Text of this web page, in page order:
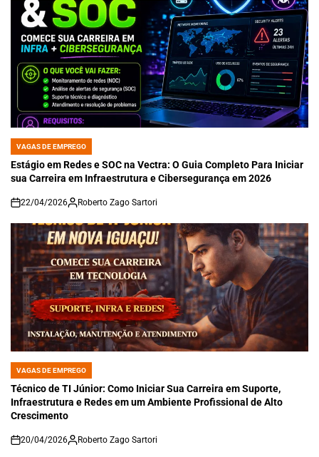
POSTED
IN
VAGAS DE EMPREGO
Estágio em Redes e SOC na Vectra: O Guia Completo Para Iniciar
sua Carreira em Infraestrutura e Cibersegurança em 2026
on
22/04/2026 Roberto Zago Sartori
POSTED
IN
VAGAS DE EMPREGO
Técnico de TI Júnior: Como Iniciar Sua Carreira em Suporte,
Infraestrutura e Redes em um Ambiente Profissional de Alto
Crescimento
on
20/04/2026 Roberto Zago Sartori